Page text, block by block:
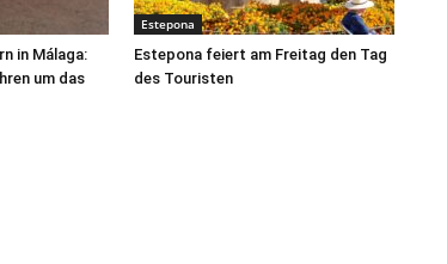
in Málaga:
um das
Estepona
Estepona feiert am Freitag den Tag
des Touristen